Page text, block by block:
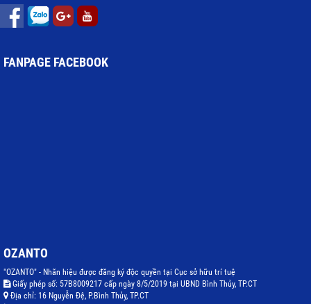
FANPAGE FACEBOOK
OZANTO
"OZANTO" - Nhãn hiệu được đăng ký độc quyền tại Cục sở hữu trí tuệ
Giấy phép số: 57B8009217 cấp ngày 8/5/2019 tại UBND Bình Thủy, TP.CT
Địa chỉ: 16 Nguyễn Đệ, P.Bình Thủy, TP.CT